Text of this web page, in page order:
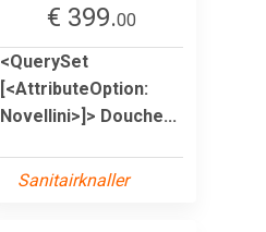
€ 399.00
<QuerySet
[<AttributeOption:
Novellini>]> Douche...
Sanitairknaller